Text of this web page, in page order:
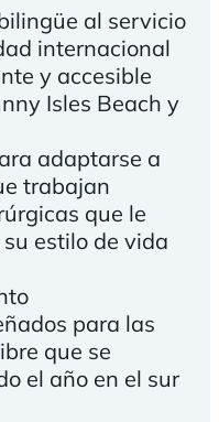
al servicio
internacional
y accesible
Isles Beach y
adaptarse a
trabajan
que le
estilo de vida
para las
que se
el año en el sur